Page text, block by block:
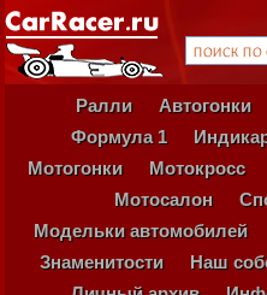
Ралли Автогонки
Формула 1
Мотогонки
Мотокросс
Мотосалон
Модельки автомобилей
Знаменитости
Наш